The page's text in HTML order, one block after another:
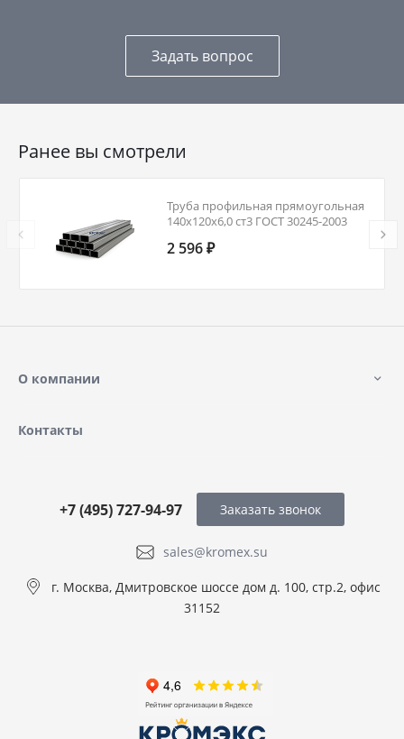
Задать вопрос
Ранее вы смотрели
Труба профильная прямоугольная
140х120х6,0 ст3 ГОСТ 30245-2003
2 596 ₽
О компании
Контакты
sales@kromex.su
+7 (495) 727-94-97
г. Москва, Дмитровское шоссе дом д. 100, стр.2, офис
31152
Заказать звонок